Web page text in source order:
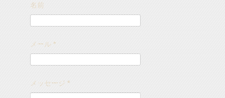
名前
メール*
メッセージ*